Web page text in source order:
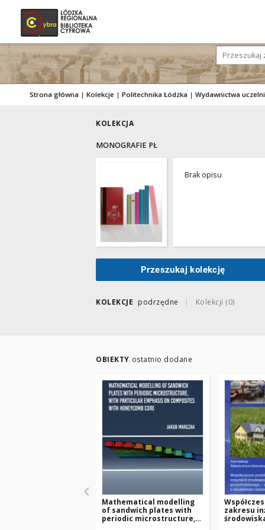
Strona główna | Kolekcje | Politechnika Łódzka | Wydawnictwa
KOLEKCJA
MONOGRAFIE PŁ
Brak opisu
Przeszukaj kolekcję
KOLEKCJE podrzędne Kolekcji (0)
OBIEKTY ostatnio dodane
Mathematical modelling
of sandwich plates with
periodic microstructure,
zakresu